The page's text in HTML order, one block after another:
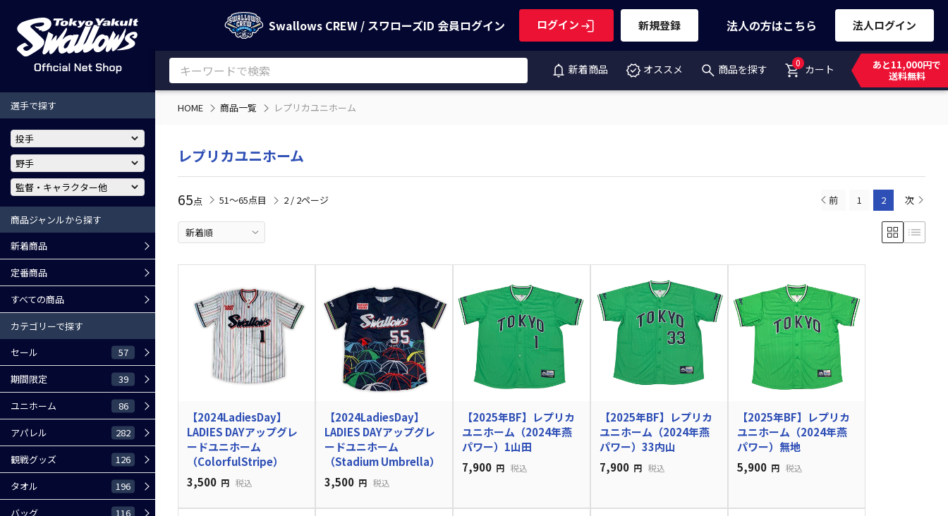
Swallows CREW / スワローズID 会員ログイン ログイン 新規登録 法人の方はこちら 法人ログイン
新着商品 オススメ 商品を探す 0 カート
あと11,000円で
送料無料
選手で探す
商品ジャンルから探す
新着商品
定番商品
すべての商品
カテゴリーで探す
セール
57
期間限定 39
ユニホーム 86
アパレル 282
観戦グッズ 126
タオル 196
バッグ 116
HOME 商品一覧 レプリカユニホーム
レプリカユニホーム
65点 51〜65点目 2 / 2ページ 前 1 2 次
【2024LadiesDay】
LADIES DAYアップグレ
ードユニホーム
（ColorfulStripe）
3,500 円 税込
【2024LadiesDay】
LADIES DAYアップグレ
ードユニホーム
（Stadium Umbrella）
3,500 円 税込
【2025年BF】レプリカ
ユニホーム（2024年燕
パワー）1山田
7,900 円 税込
【2025年BF】レプリカ
ユニホーム（2024年燕
パワー）33内山
7,900 円 税込
【2025年BF】レプリカ
ユニホーム（2024年燕
パワー）無地
5,900 円 税込